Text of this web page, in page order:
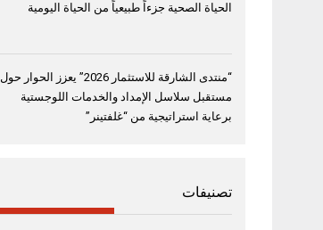
الحياة الصحية جزءاً طبيعياً من الحياة اليومية
“منتدى الشارقة للاستثمار 2026” يعزز الحوار حول
مستقبل سلاسل الإمداد والخدمات اللوجستية
برعاية استراتيجية من “غلفتينر”
تصنيفات